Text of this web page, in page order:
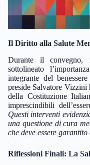
Il Diritto alla Salute
Durante il convegno,
sottolineato
integrante del
preside Salvatore Vizzini
della Costituzione
imprescindibili
Questi interventi
una questione di cura
che deve essere garantito
Riflessioni Finali: La